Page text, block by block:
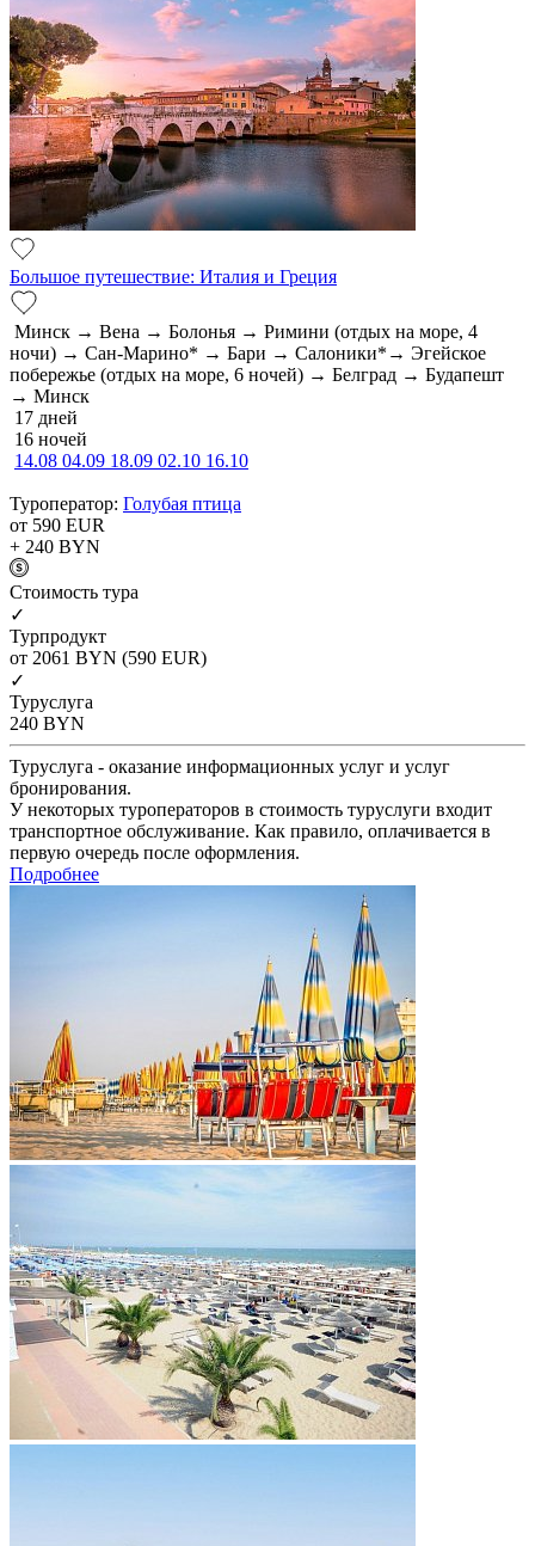
Большое путешествие: Италия и Греция
Минск → Вена → Болонья → Римини (отдых на море, 4
ночи) → Сан-Марино* → Бари → Салоники*→ Эгейское
побережье (отдых на море, 6 ночей) → Белград → Будапешт
→ Минск
17 дней
16 ночей
14.08 04.09 18.09 02.10 16.10
Туроператор: Голубая птица
от 590 EUR
+ 240 BYN
Cтоимость тура
✓
Турпродукт
от 2061 BYN (590 EUR)
✓
Туруслуга
240 BYN
Туруслуга - оказание информационных услуг и услуг
бронирования.
У некоторых туроператоров в стоимость туруслуги входит
транспортное обслуживание. Как правило, оплачивается в
первую очередь после оформления.
Подробнее